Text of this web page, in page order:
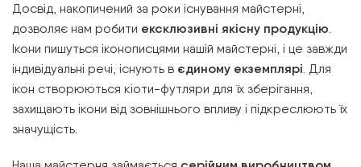
Досвід, накопичений за роки існування майстерні,
дозволяє нам робити ексклюзивні якісну продукцію.
Ікони пишуться іконописцями нашій майстерні, і це завжди
індивідуальні речі, існують в єдиному екземплярі. Для
ікон створюються кіоти-футляри для їх зберігання,
захищають ікони від зовнішнього впливу і підкреслюють їх
значущість.